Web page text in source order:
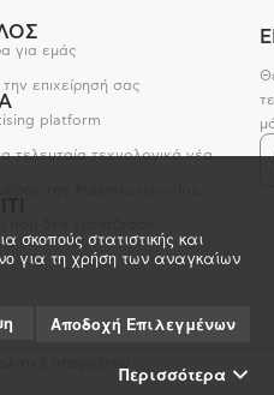
σκοπούς στατιστικής και
για τη χρήση των αναγκαίων
Αποδοχή Επιλεγμένων
Περισσότερα
για εμάς
την επιχείρησή σας
platform
τελευταία τεχνολογικά νέα
που δεν χρειάζεσαι;